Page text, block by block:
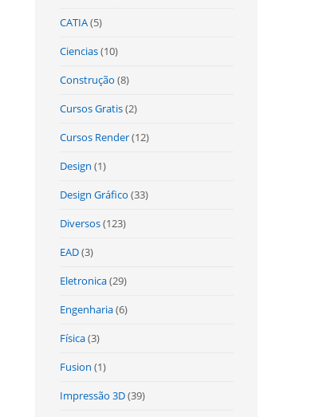
CATIA(5)
Ciencias(10)
Construção (8)
Cursos Gratis(2)
Cursos Render(12)
Design (1)
Design Gráfico (33)
Diversos(123)
EAD(3)
Eletronica(29)
Engenharia(6)
Física(3)
Fusion (1)
Impressão 3D(39)